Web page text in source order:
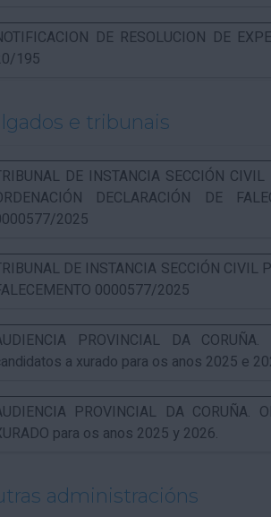
DE RESOLUCION DE
195
e tribunais
DE INSTANCIA SECCIÓN
DECLARACIÓN DE
2025
DE INSTANCIA SECCIÓN CIVIL
0000577/2025
PROVINCIAL DA
a xurado para os anos 2025 e
PROVINCIAL DA
para os anos 2025 y 2026.
administracións